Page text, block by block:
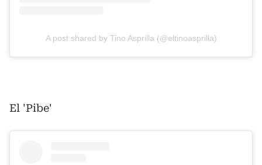
A post shared by Tino Asprilla (@eltinoasprilla)
El 'Pibe'